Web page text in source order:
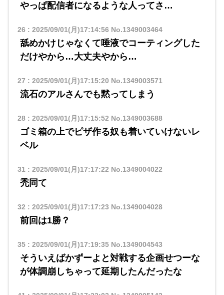
やっぱ配信者になるような人ってさ…
26 : 2025/09/01(月)17:14:56 No.1349003464
舐めかけじゃなくて唾液でコーティングした
だけやから…大丈夫やから…
27 : 2025/09/01(月)17:15:20 No.1349003571
流石のアルさんでも黙ってしまう
28: 2025/09/01(月)17:15:52 No.1349003688
ゴミ箱の上でピザ作る奴も着いていけないレ
ベル
31: 2025/09/01(月)17:17:22 No.1349004022
禿同て
32 : 2025/09/01(月)17:17:23 No.1349004028
前回は1勝？
35: 2025/09/01(月)17:19:35No.1349004543
そういえばかずーよと対戦する企画せつーな
が体調崩しちゃって延期したんだったな